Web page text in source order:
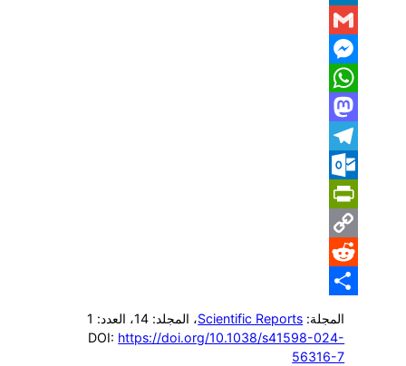
LinkedIn
Gmail
Messenger
WhatsApp
Mastodon
Telegram
Outlook.com
PrintFriendly
Copy
Link
Reddit
المجلة: Scientific Reports، المجلد: 14
، العدد: 1
DOI: https://doi.org/10.1038/s41598-024-
56316-7